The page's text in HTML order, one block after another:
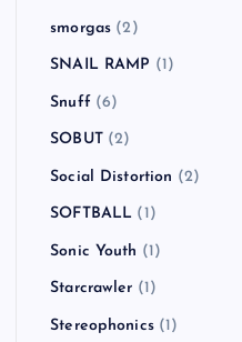
smorgas (2)
SNAIL RAMP (1)
Snuff (6)
SOBUT(2)
Social Distortion (2)
SOFTBALL (1)
Sonic Youth (1)
Starcrawler (1)
Stereophonics(1)